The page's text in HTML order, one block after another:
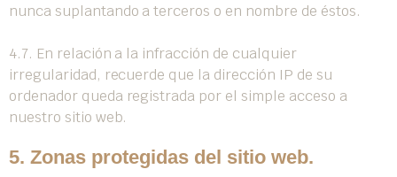
nunca suplantando a terceros o en nombre de éstos.
4.7. En relación a la infracción de cualquier
irregularidad, recuerde que la dirección IP de su
ordenador queda registrada por el simple acceso a
nuestro sitio web.
5. Zonas protegidas del sitio web.